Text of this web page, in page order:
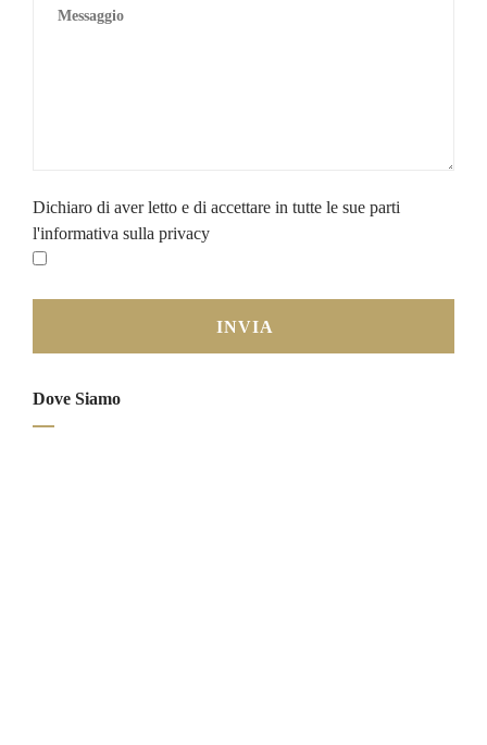
Dichiaro di aver letto e di accettare in tutte le sue parti
l'informativa sulla privacy
Dove Siamo